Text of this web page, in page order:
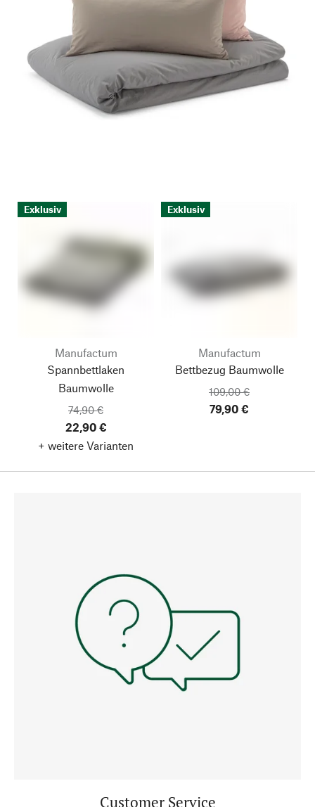
Exklusiv
Manufactum
Spannbettlaken
Baumwolle
74,90 €
22,90 €
+ weitere Varianten
Exklusiv
Manufactum
Bettbezug Baumwolle
109,00 €
79,90 €
Customer Service